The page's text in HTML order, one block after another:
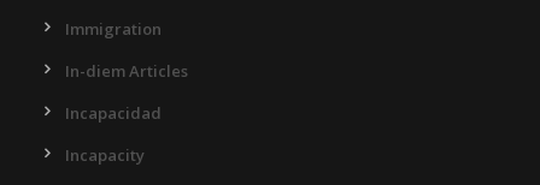
Immigration
In-diem Articles
Incapacidad
Incapacity